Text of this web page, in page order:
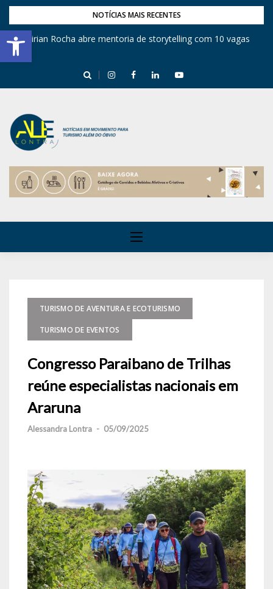
Barra de Ferramentas Aberta
NOTÍCIAS MAIS RECENTES
Mirian Rocha abre mentoria de storytelling com 10 vagas
TURISMO DE AVENTURA E ECOTURISMO
TURISMO DE EVENTOS
Congresso Paraibano de Trilhas
reúne especialistas nacionais em
Araruna
Alessandra Lontra - 05/09/2025